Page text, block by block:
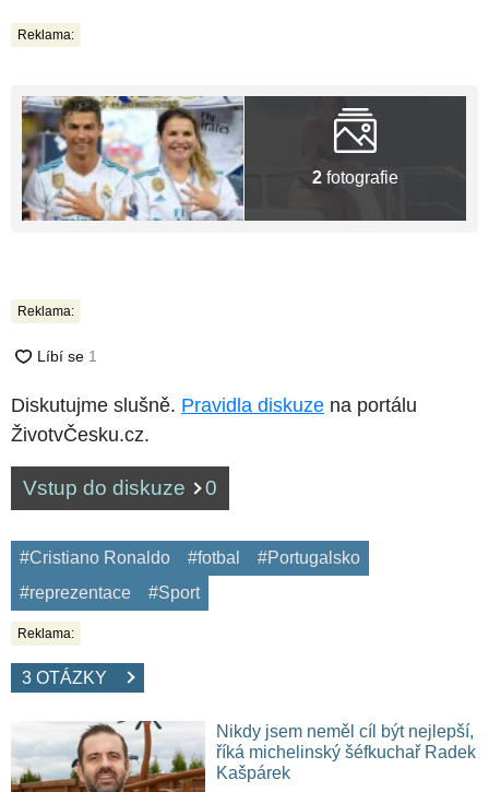
Reklama:
2 fotografie
Reklama:
Diskutujme slušně. Pravidla diskuze na portálu
ŽivotvČesku.cz.
Vstup do diskuze 0
#Cristiano Ronaldo #fotbal
#Portugalsko
#reprezentace
#Sport
Reklama:
3 OTÁZKY
Nikdy jsem neměl cíl být nejlepší,
říká michelinský šéfkuchař Radek
Kašpárek